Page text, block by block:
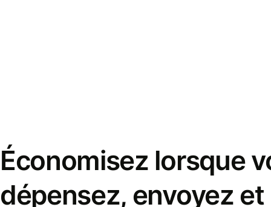
Économisez lorsque
dépensez, envoyez